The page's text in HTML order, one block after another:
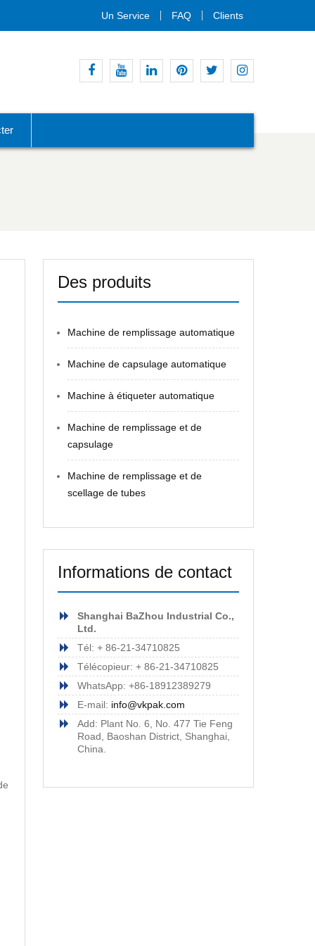
Un Service FAQ Clients
Des produits
Machine de remplissage automatique
Machine de capsulage automatique
Machine à étiqueter automatique
Machine de remplissage et de
capsulage
Machine de remplissage et de
scellage de tubes
Informations de contact
Shanghai BaZhou Industrial Co.,
Ltd.
Tél: + 86-21-34710825
Télécopieur: + 86-21-34710825
WhatsApp: +86-18912389279
E-mail: info@vkpak.com
Add: Plant No. 6, No. 477 Tie Feng
Road, Baoshan District, Shanghai,
China.